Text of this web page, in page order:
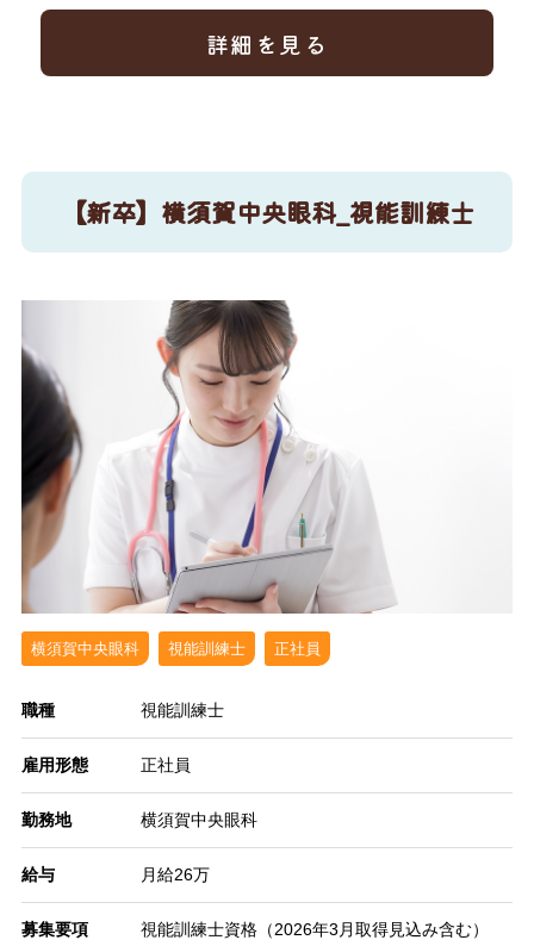
詳細を見る
【新卒】横須賀中央眼科_視能訓練士
横須賀中央眼科 視能訓練士 正社員
職種 視能訓練士
雇用形態 正社員
勤務地 横須賀中央眼科
給与 月給26万
募集要項 視能訓練士資格（2026年3月取得見込み含む）